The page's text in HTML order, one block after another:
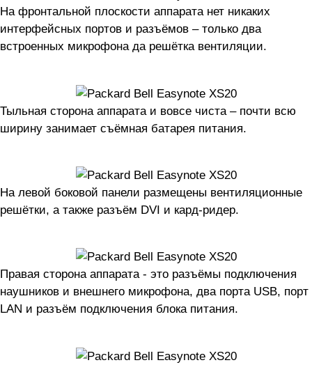
На фронтальной плоскости аппарата нет никаких
интерфейсных портов и разъёмов – только два
встроенных микрофона да решётка вентиляции.
Тыльная сторона аппарата и вовсе чиста – почти всю
ширину занимает съёмная батарея питания.
На левой боковой панели размещены вентиляционные
решётки, а также разъём DVI и кард-ридер.
Правая сторона аппарата - это разъёмы подключения
наушников и внешнего микрофона, два порта USB, порт
LAN и разъём подключения блока питания.